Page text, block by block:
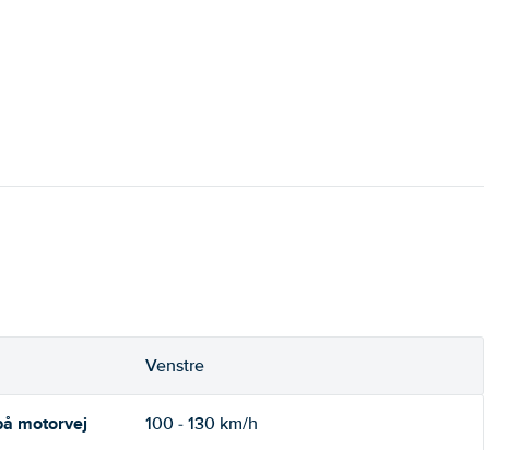
Venstre
motorvej 100 - 130 km/h